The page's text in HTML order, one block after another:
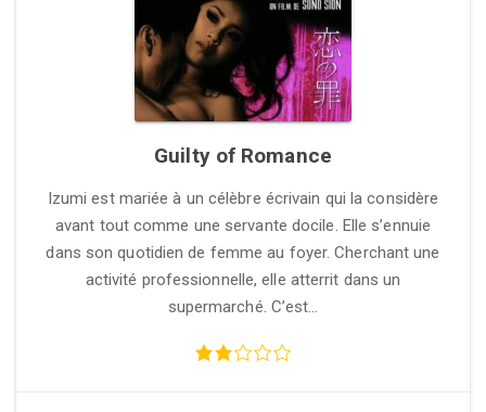
Guilty of Romance
Izumi est mariée à un célèbre écrivain qui la considère
avant tout comme une servante docile. Elle s’ennuie
dans son quotidien de femme au foyer. Cherchant une
activité professionnelle, elle atterrit dans un
supermarché. C’est…